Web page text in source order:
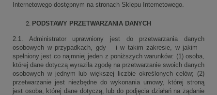
Internetowego dostępnym na stronach Sklepu Internetowego.
PODSTAWY PRZETWARZANIA DANYCH
2.1. Administrator uprawniony jest do przetwarzania danych
osobowych w przypadkach, gdy – i w takim zakresie, w jakim –
spełniony jest co najmniej jeden z poniższych warunków: (1) osoba,
której dane dotyczą wyraziła zgodę na przetwarzanie swoich danych
osobowych w jednym lub większej liczbie określonych celów; (2)
przetwarzanie jest niezbędne do wykonania umowy, której stroną
jest osoba, której dane dotyczą, lub do podjęcia działań na żądanie